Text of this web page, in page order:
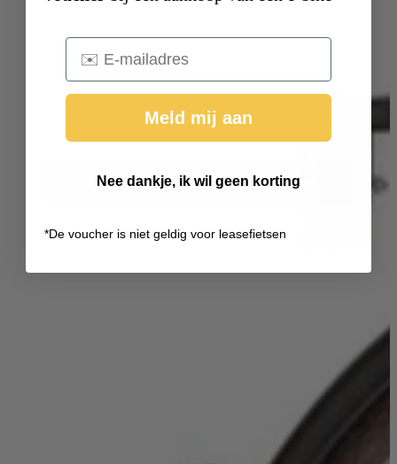
Email
Meld mij aan
Nee dankje, ik wil geen korting
*De voucher is niet geldig voor leasefietsen